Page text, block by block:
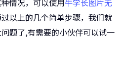
情况，可以使用牛学长图片无
以上的几个简单步骤，我们就
题了,有需要的小伙伴可以试一